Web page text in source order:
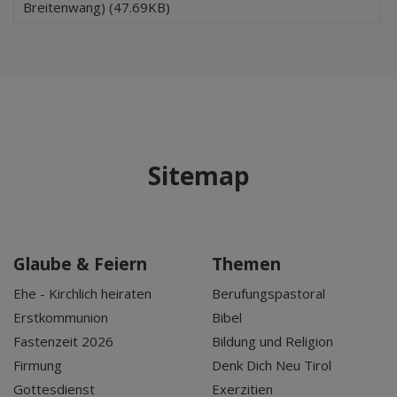
Breitenwang) (47.69KB)
Sitemap
Glaube & Feiern
Ehe - Kirchlich heiraten
Erstkommunion
Fastenzeit 2026
Firmung
Gottesdienst
Themen
Berufungspastoral
Bibel
Bildung und Religion
Denk Dich Neu Tirol
Exerzitien